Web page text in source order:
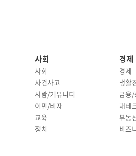
사회
사회
사건사고
사람/커뮤니티
이민/비자
경제
경제
생활경
금융/
재테